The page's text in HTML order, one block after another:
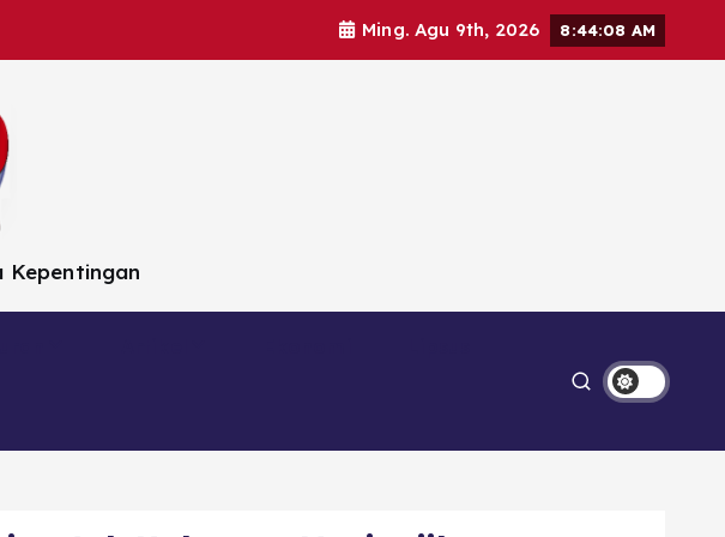
Ming. Agu 9th, 2026 8:44:09 AM
Kepentingan